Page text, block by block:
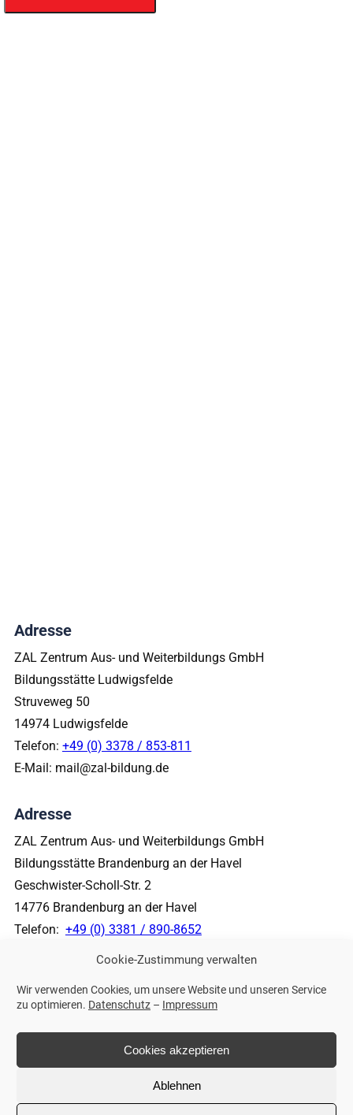
Cookie-Zustimmung verwalten
Wir verwenden Cookies, um unsere Website und unseren Service
zu optimieren. Datenschutz – Impressum
Cookies akzeptieren
Ablehnen
Adresse
ZAL Zentrum Aus- und Weiterbildungs GmbH
Bildungsstätte Ludwigsfelde
Struveweg 50
14974 Ludwigsfelde
Telefon: +49 (0) 3378 / 853-811
E-Mail: mail@zal-bildung.de
Adresse
ZAL Zentrum Aus- und Weiterbildungs GmbH
Bildungsstätte Brandenburg an der Havel
Geschwister-Scholl-Str. 2
14776 Brandenburg an der Havel
Telefon: +49 (0) 3381 / 890-8652
E-Mail: mail@zal-bildung.de
Weitere Links
© 2026 ZAL Zentrum Aus- und Weiterbildungs GmbH